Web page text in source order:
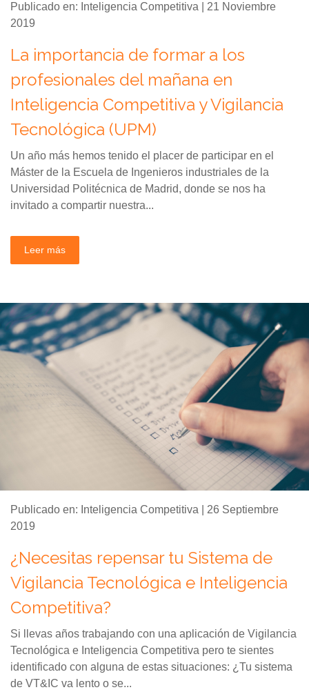
Publicado en: Inteligencia Competitiva | 21 Noviembre
2019
La importancia de formar a los
profesionales del mañana en
Inteligencia Competitiva y Vigilancia
Tecnológica (UPM)
Un año más hemos tenido el placer de participar en el
Máster de la Escuela de Ingenieros industriales de la
Universidad Politécnica de Madrid, donde se nos ha
invitado a compartir nuestra...
Leer más
Publicado en: Inteligencia Competitiva | 26 Septiembre
2019
¿Necesitas repensar tu Sistema de
Vigilancia Tecnológica e Inteligencia
Competitiva?
Si llevas años trabajando con una aplicación de Vigilancia
Tecnológica e Inteligencia Competitiva pero te sientes
identificado con alguna de estas situaciones: ¿Tu sistema
de VT&IC va lento o se...